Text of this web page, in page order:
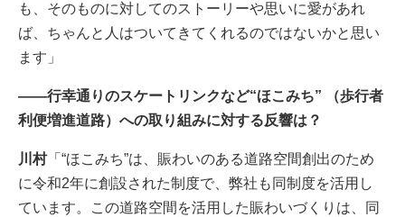
も、そのものに対してのストーリーや思いに愛があれ
ば、ちゃんと人はついてきてくれるのではないかと思い
ます」
――行幸通りのスケートリンクなど“ほこみち” （歩行者
利便増進道路）への取り組みに対する反響は？
川村「“ほこみち”は、賑わいのある道路空間創出のため
に令和2年に創設された制度で、弊社も同制度を活用し
ています。この道路空間を活用した賑わいづくりは、同